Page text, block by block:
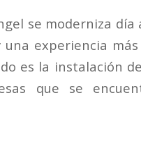
se moderniza
una experiencia
es la instalación
que se